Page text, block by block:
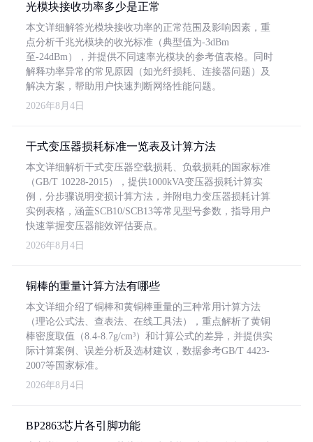
光模块接收功率多少是正常
本文详细解答光模块接收功率的正常范围及影响因素，重
点分析千兆光模块的收光标准（典型值为-3dBm
至-24dBm），并提供不同速率光模块的参考值表格。同时
解释功率异常的常见原因（如光纤损耗、连接器问题）及
解决方案，帮助用户快速判断网络性能问题。
2026年8月4日
干式变压器损耗标准一览表及计算方法
本文详细解析干式变压器空载损耗、负载损耗的国家标准
（GB/T 10228-2015），提供1000kVA变压器损耗计算实
例，分步骤说明变损计算方法，并附电力变压器损耗计算
实例表格，涵盖SCB10/SCB13等常见型号参数，指导用户
快速掌握变压器能效评估要点。
2026年8月4日
铜棒的重量计算方法有哪些
本文详细介绍了铜棒和黄铜棒重量的三种常用计算方法
（理论公式法、查表法、在线工具法），重点解析了黄铜
棒密度取值（8.4-8.7g/cm³）和计算公式的差异，并提供实
际计算案例、误差分析及选材建议，数据参考GB/T 4423-
2007等国家标准。
2026年8月4日
BP2863芯片各引脚功能